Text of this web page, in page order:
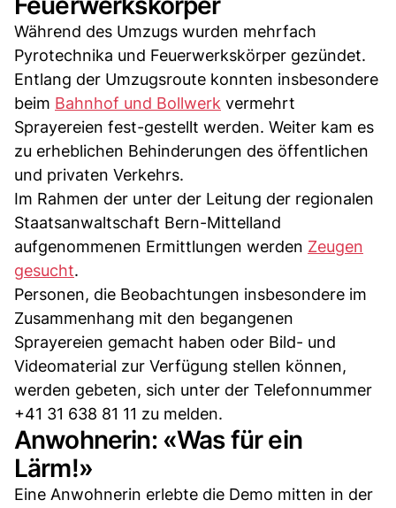
Während des Umzugs wurden mehrfach
Pyrotechnika und Feuerwerkskörper gezündet.
Entlang der Umzugsroute konnten insbesondere
beim Bahnhof und Bollwerk vermehrt
Sprayereien fest-gestellt werden. Weiter kam es
zu erheblichen Behinderungen des öffentlichen
und privaten Verkehrs.
Im Rahmen der unter der Leitung der regionalen
Staatsanwaltschaft Bern-Mittelland
aufgenommenen Ermittlungen werden Zeugen
gesucht.
Personen, die Beobachtungen insbesondere im
Zusammenhang mit den begangenen
Sprayereien gemacht haben oder Bild- und
Videomaterial zur Verfügung stellen können,
werden gebeten, sich unter der Telefonnummer
+41 31 638 81 11 zu melden.
Anwohnerin: «Was für ein
Lärm!»
Eine Anwohnerin erlebte die Demo mitten in der